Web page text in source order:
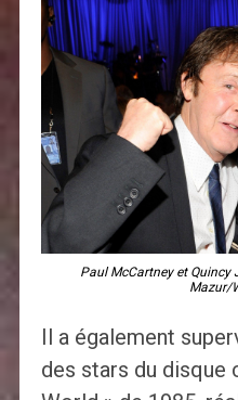
Paul McCartney et Quincy
Mazur/
Il a également
des stars du disque